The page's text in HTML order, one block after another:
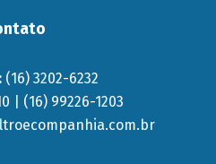
(16) 3202-6232
| (16) 99226-1203